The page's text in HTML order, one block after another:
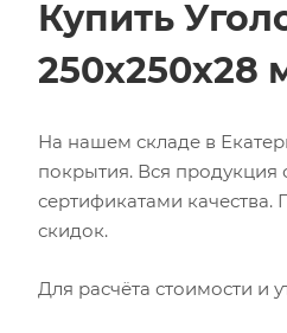
Купить
250х250х28
На нашем складе в
покрытия. Вся продукция
сертификатами качества.
скидок.
Для расчёта стоимости и